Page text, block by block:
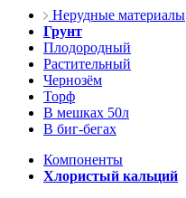
Нерудные материалы
Грунт
Плодородный
Растительный
Чернозём
Торф
В мешках 50л
В биг-бегах
Компоненты
Хлористый кальций